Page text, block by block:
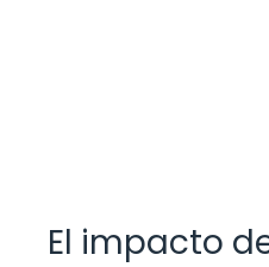
El impacto